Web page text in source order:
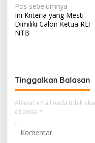
N
a
v
a
s
i
p
o
Pos sebelumnya
Ini Kriteria yang Mesti
Dimiliki Calon Ketua REI
NTB
Tinggalkan Balasan
Alamat email Anda tidak
ditandai *